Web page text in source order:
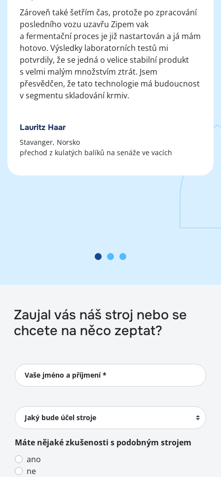
Lauritz Haar
Stavanger, Norsko
přechod z kulatých balíků na senáže ve vacích
Zároveň také šetřím čas, protože po zpracování
posledního vozu uzavřu Zipem vak
a fermentační proces je již nastartován a já mám
hotovo. Výsledky laboratorních testů mi
potvrdily, že se jedná o velice stabilní produkt
s velmi malým množstvím ztrát. Jsem
přesvědčen, že tato technologie má budoucnost
v segmentu skladování krmiv.
Zaujal vás náš stroj nebo se
chcete na něco zeptat?
Vaše jméno a příjmení *
Jaký bude účel stroje
Máte nějaké zkušenosti s podobným strojem
ano
ne